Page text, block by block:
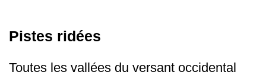
Pistes ridées
Toutes les vallées du versant occidental